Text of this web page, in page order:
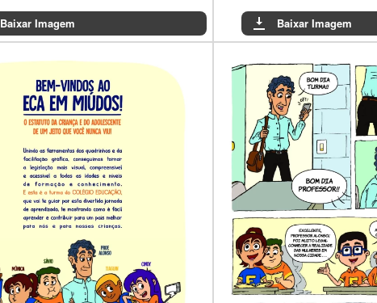
Baixar Imagem Baixar Imagem